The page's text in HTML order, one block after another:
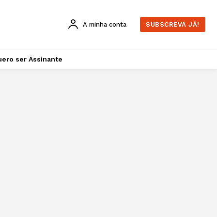
A minha conta SUBSCREVA JÁ!
ser Assinante